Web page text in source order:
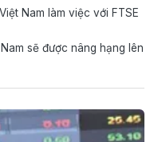
Nam làm việc với FTSE
sẽ được nâng hạng lên